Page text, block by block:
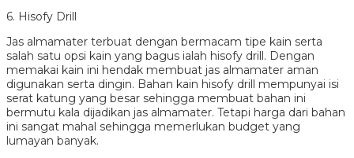
6. Hisofy Drill
Jas almamater terbuat dengan bermacam tipe kain serta
salah satu opsi kain yang bagus ialah hisofy drill. Dengan
memakai kain ini hendak membuat jas almamater aman
digunakan serta dingin. Bahan kain hisofy drill mempunyai isi
serat katung yang besar sehingga membuat bahan ini
bermutu kala dijadikan jas almamater. Tetapi harga dari bahan
ini sangat mahal sehingga memerlukan budget yang
lumayan banyak.